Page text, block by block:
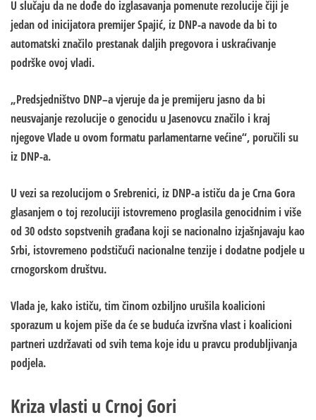
U slučaju da ne dođe do izglasavanja pomenute rezolucije čiji je
jedan od inicijatora premijer Spajić, iz DNP-a navode da bi to
automatski značilo prestanak daljih pregovora i uskraćivanje
podrške ovoj vladi.
„Predsjedništvo DNP–a vjeruje da je premijeru jasno da bi
neusvajanje rezolucije o genocidu u Jasenovcu značilo i kraj
njegove Vlade u ovom formatu parlamentarne većine“, poručili su
iz DNP-a.
U vezi sa rezolucijom o Srebrenici, iz DNP-a ističu da je Crna Gora
glasanjem o toj rezoluciji istovremeno proglasila genocidnim i više
od 30 odsto sopstvenih građana koji se nacionalno izjašnjavaju kao
Srbi, istovremeno podstičući nacionalne tenzije i dodatne podjele u
crnogorskom društvu.
Vlada je, kako ističu, tim činom ozbiljno urušila koalicioni
sporazum u kojem piše da će se buduća izvršna vlast i koalicioni
partneri uzdržavati od svih tema koje idu u pravcu produbljivanja
podjela.
Kriza vlasti u Crnoj Gori